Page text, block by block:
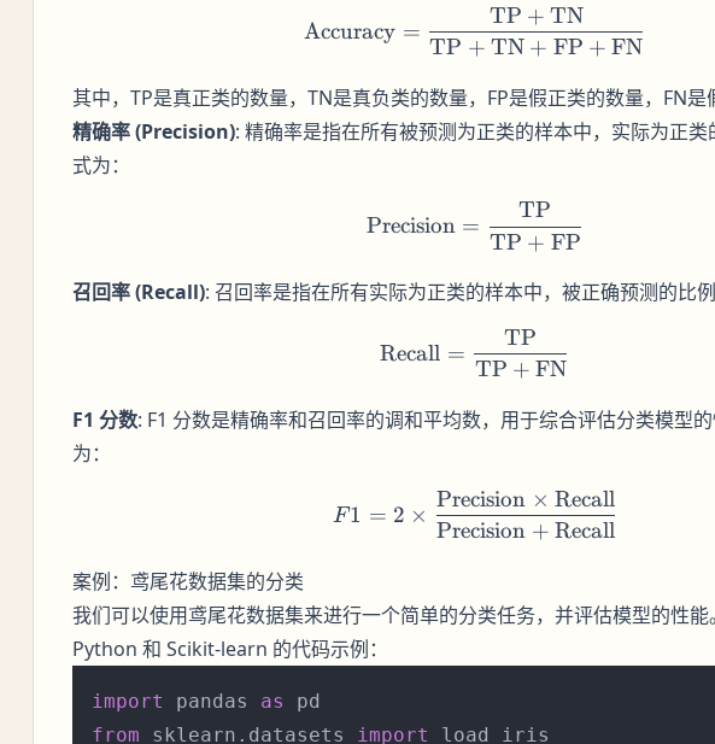
\text{Accuracy} =
Accuracy =
TP + TN + FP + FN
TP + TN
其中，TP是真正类的数量，TN是真负类的数量，FP是假正类的数量，FN是
精确率 (Precision): 精确率是指在所有被预测为正类的样本中，实际为正
式为：
\text{Precision} =
Precision =
TP + FP
TP
召回率 (Recall): 召回率是指在所有实际为正类的样本中，被正确预测的比例
\text{Recall} =
Recall =
TP + FN
TP
F1 分数: F1 分数是精确率和召回率的调和平均数，用于综合评估分类模型
为：
F1 = 2 \times
F1 = 2 ×
Precision + Recall
Precision × Recall
案例：鸢尾花数据集的分类
我们可以使用鸢尾花数据集来进行一个简单的分类任务，并评估模型的性能
Python 和 Scikit-learn 的代码示例：
import pandas as
from sklearn.datasets import